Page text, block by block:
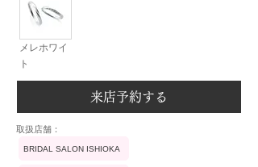
メレホワイ
ト
来店予約する
​取扱店舗：
BRIDAL SALON ISHIOKA